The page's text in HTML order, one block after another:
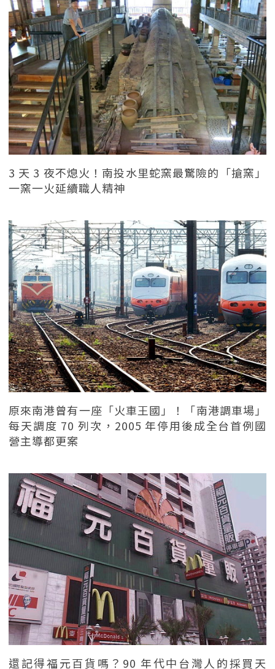
3 天 3 夜不熄火！南投水里蛇窯最驚險的「搶窯」
一窯一火延續職人精神
原來南港曾有一座「火車王國」！「南港調車場」
每天調度 70 列次，2005 年停用後成全台首例國
營主導都更案
還記得福元百貨嗎？90 年代中台灣人的採買天